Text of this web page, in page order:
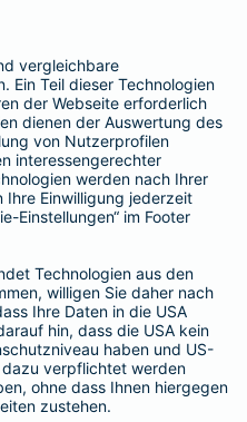
SEITEN
ändern
melden